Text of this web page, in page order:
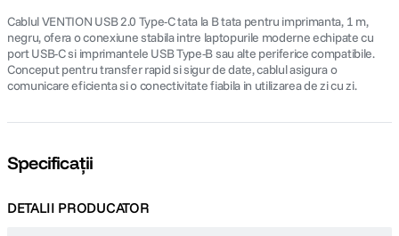
Cablul VENTION USB 2.0 Type-C tata la B tata pentru imprimanta, 1 m,
negru, ofera o conexiune stabila intre laptopurile moderne echipate cu
port USB-C si imprimantele USB Type-B sau alte periferice compatibile.
Conceput pentru transfer rapid si sigur de date, cablul asigura o
comunicare eficienta si o conectivitate fiabila in utilizarea de zi cu zi.
Specificații
DETALII PRODUCATOR